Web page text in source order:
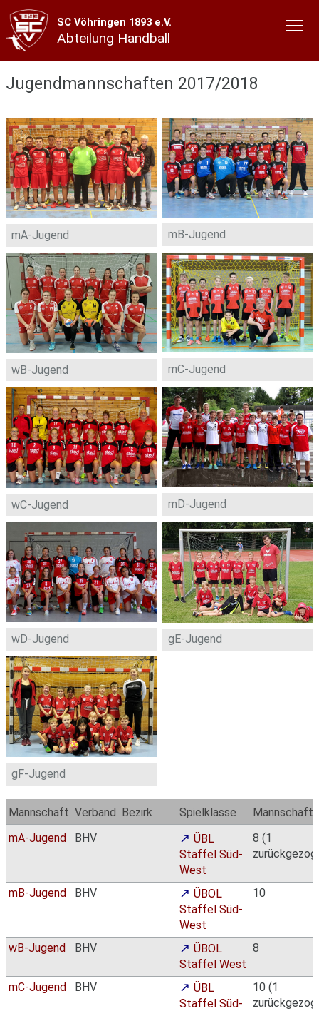
SC Vöhringen 1893 e.V.
Abteilung Handball
Jugendmannschaften 2017/2018
mA-Jugend mB-Jugend
wB-Jugend mC-Jugend
wC-Jugend mD-Jugend
wD-Jugend gE-Jugend
gF-Jugend
Mannschaft Verband Bezirk Spielklasse
mA-Jugend
BHV
ÜBL
Staffel Süd-
West
8 (1
mB-Jugend BHV
ÜBOL
Staffel Süd-
West
10
wB-Jugend BHV
ÜBOL
Staffel West
8
mC-Jugend BHV
ÜBL
Staffel Süd-
10 (1